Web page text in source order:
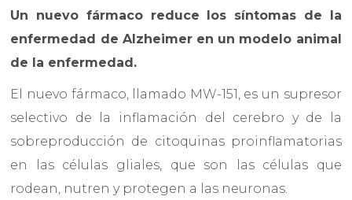
Un nuevo fármaco reduce los síntomas de la
enfermedad de Alzheimer en un modelo animal
de la enfermedad.
El nuevo fármaco, llamado MW-151, es un supresor
selectivo de la inflamación del cerebro y de la
sobreproducción de citoquinas proinflamatorias
en las células gliales, que son las células que
rodean, nutren y protegen a las neuronas.